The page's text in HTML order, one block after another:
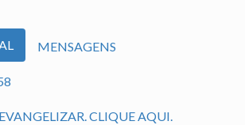
MENSAGENS
CLIQUE AQUI.